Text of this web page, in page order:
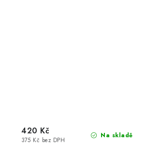
Na skladě
375 Kč bez DPH
420 Kč